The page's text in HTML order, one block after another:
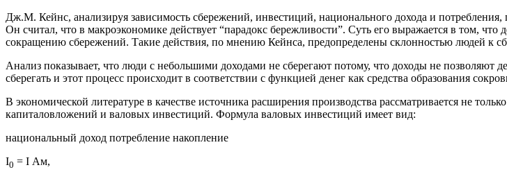
Дж.М. Кейнс, анализируя зависимость сбережений, инвестиций, национального дохода и
Он считал, что в макроэкономике действует “парадокс бережливости”. Суть его выражается в том,
сокращению сбережений. Такие действия, по мнению Кейнса, предопределены склонностью людей к
Анализ показывает, что люди с небольшими доходами не сберегают потому, что доходы не
сберегать и этот процесс происходит в соответствии с функцией денег как средства образования
В экономической литературе в качестве источника расширения производства рассматривается не
капиталовложений и валовых инвестиций. Формула валовых инвестиций имеет вид:
национальный доход потребление накопление
I0 = I Ам,